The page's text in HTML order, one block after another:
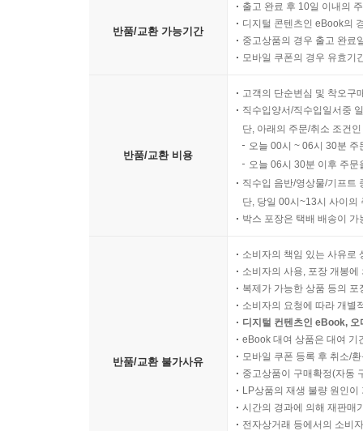
반품/교환 가능기간
출고 완료 후 10일 이내의
디지털 콘텐츠인 eBook의
중고상품의 경우 출고 완료
모바일 쿠폰의 경우 유효기
반품/교환 비용
고객의 단순변심 및 착오구
직수입양서/직수입일서중
단, 아래의 주문/취소 조건
오늘 00시 ~ 06시 30분
오늘 06시 30분 이후 주
직수입 음반/영상물/기프트
단, 당일 00시~13시 사이의
박스 포장은 택배 배송이
반품/교환 불가사유
소비자의 책임 있는 사유로
소비자의 사용, 포장 개봉
복제가 가능한 상품 등의
소비자의 요청에 따라 개별
디지털 컨텐츠인 eBook,
eBook 대여 상품은 대여 기
모바일 쿠폰 등록 후 취소/
중고상품이 구매확정(자동
LP상품의 재생 불량 원인
시간의 경과에 의해 재판매
전자상거래 등에서의 소비